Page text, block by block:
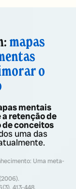
mapas
o
mentais
retenção de
de conceitos
uma das
Uma meta-